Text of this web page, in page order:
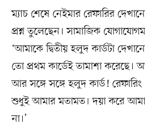
ম্যাচ শেষে নেইমার রেফারির
প্রশ্ন তুলেছেন। সামাজিক
‘আমাকে দ্বিতীয় হলুদ কার্ডটা
তো প্রথম কার্ডেই তামাশা
আর সঙ্গে সঙ্গে হলুদ কার্ড!
শুধুই আমার মতামত। দয়া করে
না।’